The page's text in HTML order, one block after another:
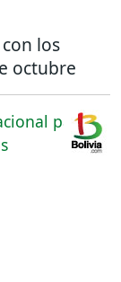
los
octubre